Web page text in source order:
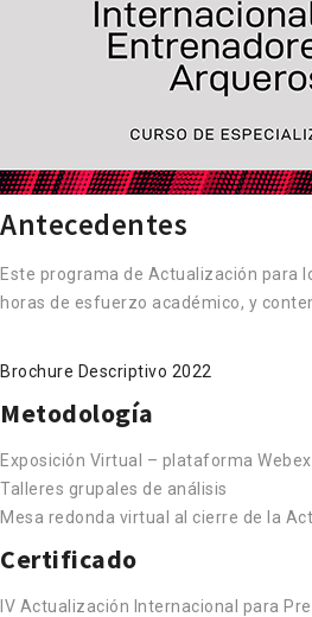
Antecedentes
Este programa de Actualización para
horas de esfuerzo académico, y
Brochure Descriptivo 2022
Metodología
Exposición Virtual – plataforma Webex
Talleres grupales de análisis
Mesa redonda virtual al cierre de la
Certificado
lV Actualización Internacional para